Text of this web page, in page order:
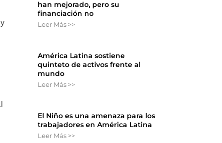
han mejorado, pero su
financiación no
Leer Más >>
América Latina sostiene
quinteto de activos frente al
mundo
Leer Más >>
El Niño es una amenaza para los
trabajadores en América Latina
Leer Más >>